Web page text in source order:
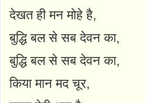
देखत ही मन मोहे है,
बुद्धि बल से सब देवन का,
बुद्धि बल से सब देवन का,
किया मान मद चूर,